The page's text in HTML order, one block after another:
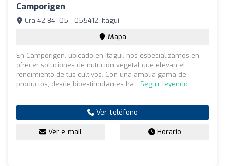
Camporigen
Cra 42 84- 05 - 055412, Itagüí
Mapa
En Camporigen, ubicado en Itagüí, nos especializamos en
ofrecer soluciones de nutrición vegetal que elevan el
rendimiento de tus cultivos. Con una amplia gama de
productos, desde bioestimulantes ha... Seguir leyendo
Ver teléfono
Ver e-mail Horario